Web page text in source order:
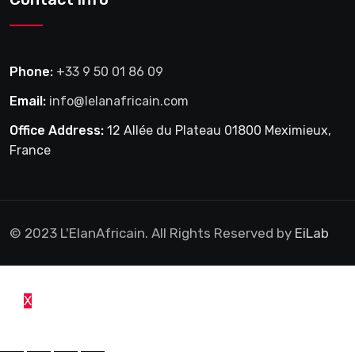
Phone: +33 9 50 01 86 09
Email: info@lelanafricain.com
Office Address: 12 Allée du Plateau 01800 Meximieux,
France
© 2023 L'ElanAfricain. All Rights Reserved by EiLab
X